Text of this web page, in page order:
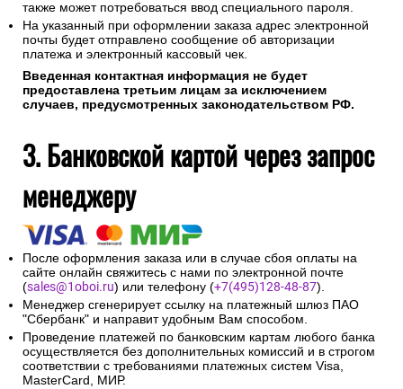
также может потребоваться ввод специального пароля.
На указанный при оформлении заказа адрес электронной
почты будет отправлено сообщение об авторизации
платежа и электронный кассовый чек.
Введенная контактная информация не будет
предоставлена третьим лицам за исключением
случаев, предусмотренных законодательством РФ.
3. Банковской картой через запрос
менеджеру
После оформления заказа или в случае сбоя оплаты на
сайте онлайн свяжитесь с нами по электронной почте
(sales@1oboi.ru) или телефону (+7(495)128-48-87).
Менеджер сгенерирует ссылку на платежный шлюз ПАО
"Сбербанк" и направит удобным Вам способом.
Проведение платежей по банковским картам любого банка
осуществляется без дополнительных комиссий и в строгом
соответствии с требованиями платежных систем Visa,
MasterCard, МИР.